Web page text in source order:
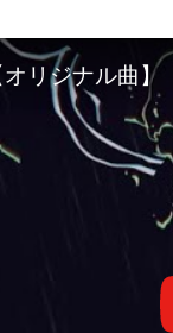
リジナル曲】